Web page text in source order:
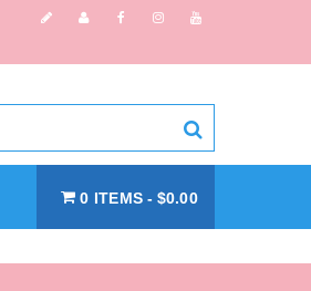
0 ITEMS $0.00